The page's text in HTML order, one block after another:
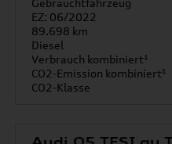
Gebrauchtfahrzeug
EZ: 06/2022
89.698 km
Diesel
Verbrauch kombiniert¹
CO2-Emission kombiniert¹
CO2-Klasse